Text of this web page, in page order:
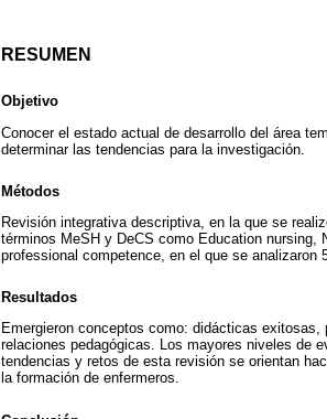
RESUMEN
Objetivo
Conocer el estado actual de desarrollo del área
determinar las tendencias para la investigación.
Métodos
Revisión integrativa descriptiva, en la que se
términos MeSH y DeCS como Education nursing,
professional competence, en el que se analizaron
Resultados
Emergieron conceptos como: didácticas
relaciones pedagógicas. Los mayores niveles de
tendencias y retos de esta revisión se orientan
la formación de enfermeros.